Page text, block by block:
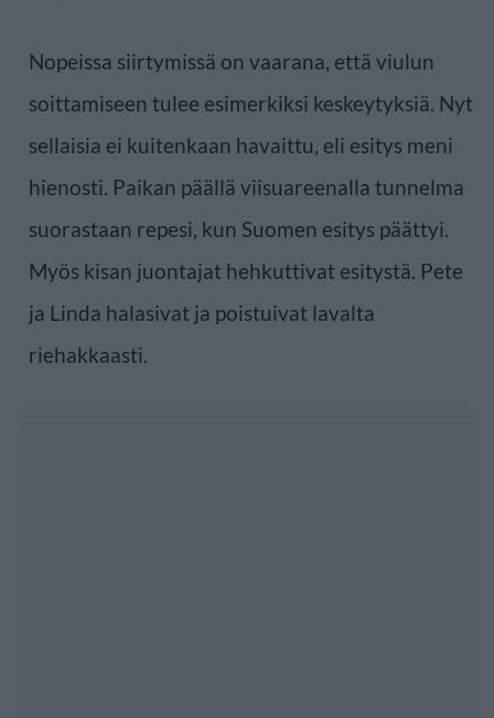
Nopeissa siirtymissä on vaarana, että viulun
soittamiseen tulee esimerkiksi keskeytyksiä. Nyt
sellaisia ei kuitenkaan havaittu, eli esitys meni
hienosti. Paikan päällä viisuareenalla tunnelma
suorastaan repesi, kun Suomen esitys päättyi.
Myös kisan juontajat hehkuttivat esitystä. Pete
ja Linda halasivat ja poistuivat lavalta
riehakkaasti.